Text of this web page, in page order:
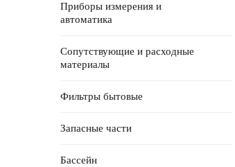
Приборы измерения и
автоматика
Сопутствующие и расходные
материалы
Фильтры бытовые
Запасные части
Бассейн